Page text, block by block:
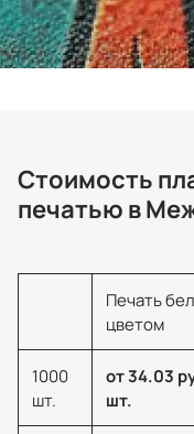
Стоимость
печатью в
Печать
цветом
1000
шт.
от 34.03
шт.